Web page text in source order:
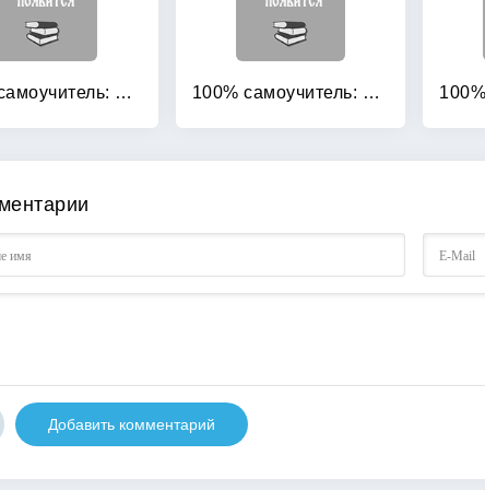
100% самоучитель: Adobe Photoshop CS4 в примерах (+ CD-ROM) 100% самоучитель: Верстка на компьютере: QuarkXPress 7, Adobe InDesign CS2, Adobe Photoshop CS2